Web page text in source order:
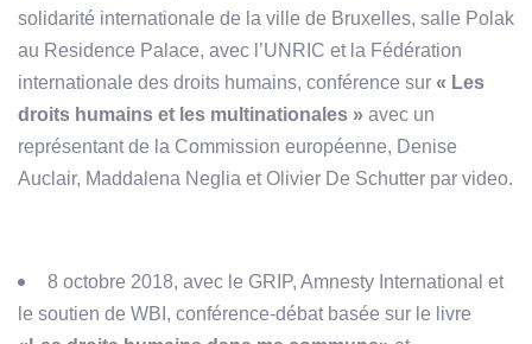
solidarité internationale de la ville de Bruxelles, salle Polak
au Residence Palace, avec l’UNRIC et la Fédération
internationale des droits humains, conférence sur « Les
droits humains et les multinationales » avec un
représentant de la Commission européenne, Denise
Auclair, Maddalena Neglia et Olivier De Schutter par video.
8 octobre 2018, avec le GRIP, Amnesty International et
le soutien de WBI, conférence-débat basée sur le livre